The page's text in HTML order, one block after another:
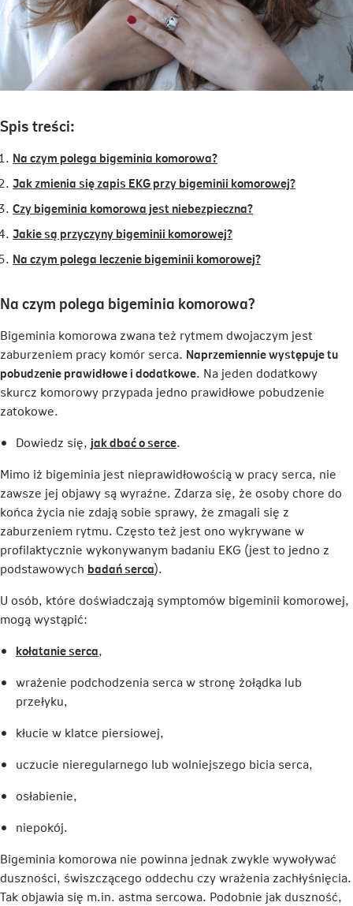
Spis treści:
Na czym polega bigeminia komorowa?
Jak zmienia się zapis EKG przy bigeminii komorowej?
Czy bigeminia komorowa jest niebezpieczna?
Jakie są przyczyny bigeminii komorowej?
Na czym polega leczenie bigeminii komorowej?
Na czym polega bigeminia komorowa?
Bigeminia komorowa zwana też rytmem dwojaczym jest
zaburzeniem pracy komór serca. Naprzemiennie występuje tu
pobudzenie prawidłowe i dodatkowe. Na jeden dodatkowy
skurcz komorowy przypada jedno prawidłowe pobudzenie
zatokowe.
Dowiedz się, jak dbać o serceLink
się
w
nowej
karcie
.
Mimo iż bigeminia jest nieprawidłowością w pracy serca, nie
zawsze jej objawy są wyraźne. Zdarza się, że osoby chore do
końca życia nie zdają sobie sprawy, że zmagali się z
zaburzeniem rytmu. Często też jest ono wykrywane w
profilaktycznie wykonywanym badaniu EKG (jest to jedno z
podstawowych badań sercaLink
się
).
U osób, które doświadczają symptomów bigeminii komorowej,
mogą wystąpić:
kołatanie serca
się
nowej
karcie
,
wrażenie podchodzenia serca w stronę żołądka lub
przełyku,
kłucie w klatce piersiowej,
uczucie nieregularnego lub wolniejszego bicia serca,
osłabienie,
niepokój.
Bigeminia komorowa nie powinna jednak zwykle wywoływać
duszności, świszczącego oddechu czy wrażenia zachłyśnięcia.
Tak objawia się m.in. astma sercowa. Podobnie jak duszność,